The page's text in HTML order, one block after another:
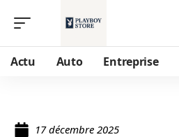
Actu Auto Entreprise
17 décembre 2025